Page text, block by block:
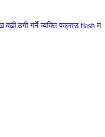
ठगी गर्ने व्यक्ति पक्राउ flashमातृ